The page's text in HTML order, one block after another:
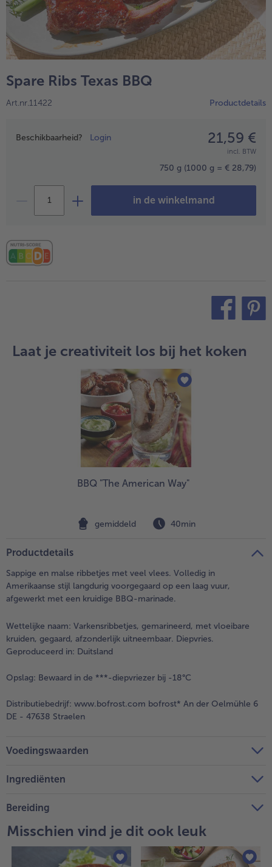
- 5 € bij aankoop van 7 maaltijden naar keuze
Spare Ribs Texas BBQ
Art.nr.11422 Productdetails
Prijsopgave
Beschikbaarheid? Login 21,59 €
incl. BTW
750 g (1000 g = € 28,79)
in de winkelmand
Laat je creativiteit los bij het koken
BBQ "The American Way"
gemiddeld 40min
Productdetails
Sappige en malse ribbetjes met veel vlees. Volledig in
Amerikaanse stijl langdurig voorgegaard op een laag vuur,
afgewerkt met een kruidige BBQ-marinade.
Wettelijke naam: Varkensribbetjes, gemarineerd, met vloeibare
kruiden, gegaard, afzonderlijk uitneembaar. Diepvries.
Geproduceerd in: Duitsland
Opslag: Bewaard in de ***-diepvriezer bij -18°C
Distributiebedrijf: www.bofrost.com bofrost* An der Oelmühle 6
DE - 47638 Straelen
Voedingswaarden
Ingrediënten
Bereiding
Misschien vind je dit ook leuk